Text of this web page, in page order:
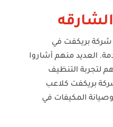
شركة بريكفت في
العديد منهم أشاروا
لتجربة التنظيف
شركة بريكفت كلاعب
المكيفات في